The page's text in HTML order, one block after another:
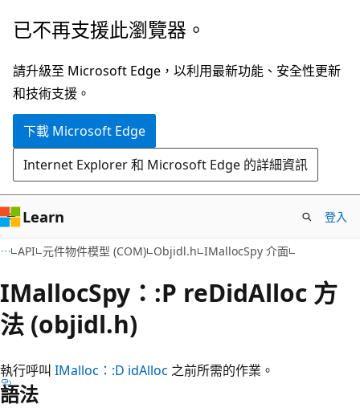
跳
主
要
內
已不再支援此瀏覽器。
請升級至 Microsoft Edge，以利用最新功能、安全性更新
和技術支援。
下載 Microsoft Edge
Internet Explorer 和 Microsoft Edge 的詳細資訊
Learn 登入
API 元件物件模型 (COM) Objidl.h IMallocSpy 介面
IMallocSpy：:P reDidAlloc 方
法 (objidl.h)
執行呼叫 IMalloc：:D idAlloc 之前所需的作業。
語法